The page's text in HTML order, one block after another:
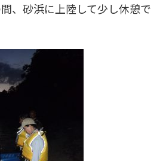
、砂浜に上陸して少し休憩で